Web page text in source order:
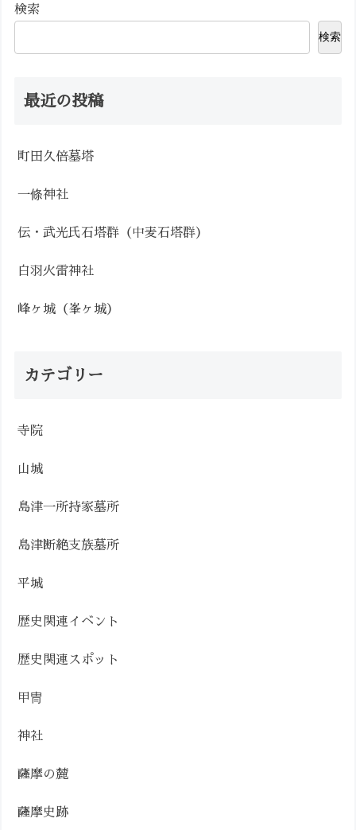
検索
検索
最近の投稿
町田久倍墓塔
一條神社
伝・武光氏石塔群（中麦石塔群）
白羽火雷神社
峰ヶ城（峯ヶ城）
カテゴリー
寺院
山城
島津一所持家墓所
島津断絶支族墓所
平城
歴史関連イベント
歴史関連スポット
甲冑
神社
薩摩の麓
薩摩史跡